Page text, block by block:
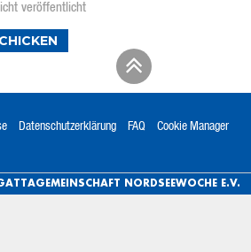
veröffentlicht
Datenschutzerklärung FAQ Cookie Manager
NORDSEEWOCHE E.V.